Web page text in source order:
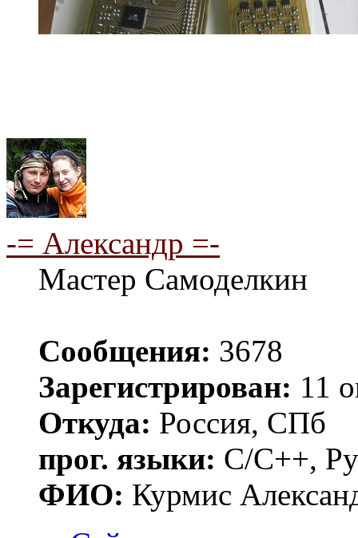
-= Александр =-
Мастер Самоделкин
Сообщения: 3678
Зарегистрирован: 11
Откуда: Россия, СПб
прог. языки: C/C++,
ФИО: Курмис